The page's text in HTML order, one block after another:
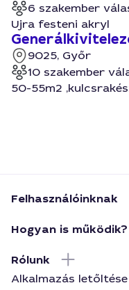
6 szakember
Ujra festeni akryl
9025, Győr
10 szakember
50-55m2
Felhasználóinknak
Hogyan is működik?
Rólunk
Alkalmazás letőltése